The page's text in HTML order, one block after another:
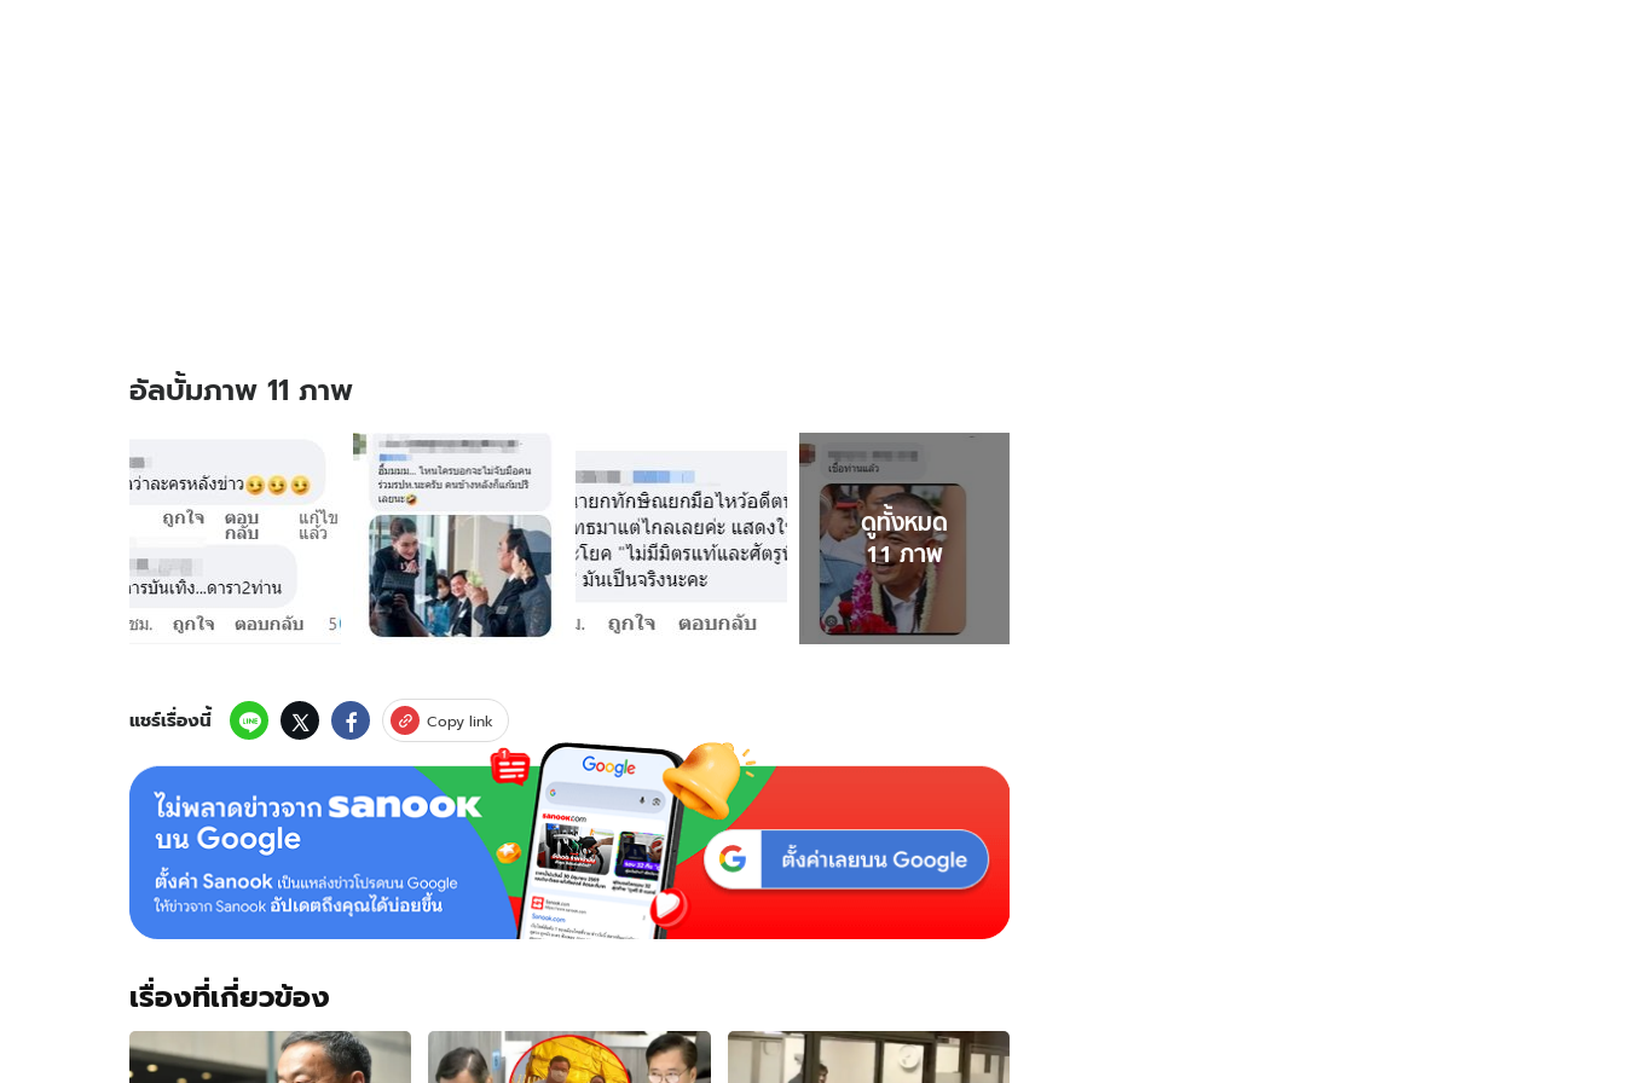
อัลบั้มภาพ 11 ภาพ
ภาพ
11
ช็อต
ต่อ
ช็อต
นา
ปะ
หน้า
ชาว
เน็ต
จ้อง
ภาษา
กาย
ใคร
ภาษี
กว่า?
ดูทั้งหมด
11ภาพ
แชร์เรื่องนี้ Copy link
เรื่องที่เกี่ยวข้อง